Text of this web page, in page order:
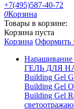
+7(495)587-40-72
0Корзина
Товары в корзине:
Корзина пуста
Корзина Оформить
Наращивание
ГЕЛЬ ДЛЯ
Building Gel
Building Gel
Building Gel